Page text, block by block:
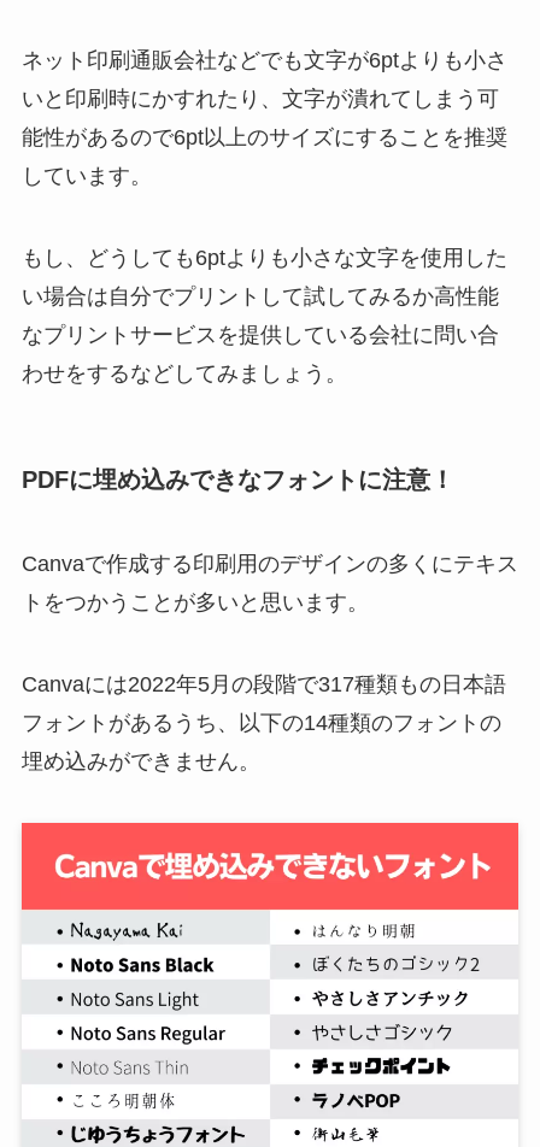
ネット印刷通販会社などでも文字が6ptよりも小さ
いと印刷時にかすれたり、文字が潰れてしまう可
能性があるので6pt以上のサイズにすることを推奨
しています。
もし、どうしても6ptよりも小さな文字を使用した
い場合は自分でプリントして試してみるか高性能
なプリントサービスを提供している会社に問い合
わせをするなどしてみましょう。
PDFに埋め込みできなフォントに注意！
Canvaで作成する印刷用のデザインの多くにテキス
トをつかうことが多いと思います。
Canvaには2022年5月の段階で317種類もの日本語
フォントがあるうち、以下の14種類のフォントの
埋め込みができません。